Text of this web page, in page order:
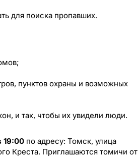
для поиска пропавших.
пунктов охраны и возможных
и так, чтобы их увидели люди.
19:00 по адресу: Томск, улица
Креста. Приглашаются томичи от